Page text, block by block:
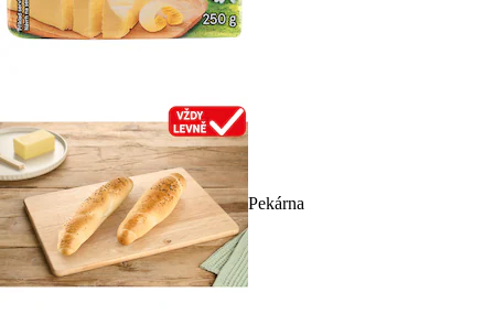
Pekárna